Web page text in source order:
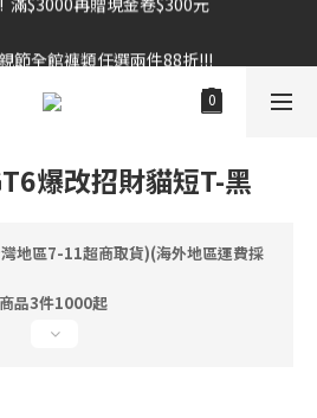
爆改招財貓短T-黑
地區7-11超商取貨)(海外地區運費採
品3件1000起